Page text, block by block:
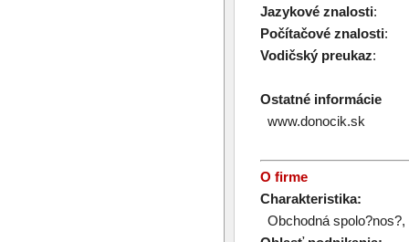
Jazykové znalosti:
Počítačové znalosti:
Vodičský preukaz:
Ostatné informácie
www.donocik.sk
O firme
Charakteristika:
Obchodná